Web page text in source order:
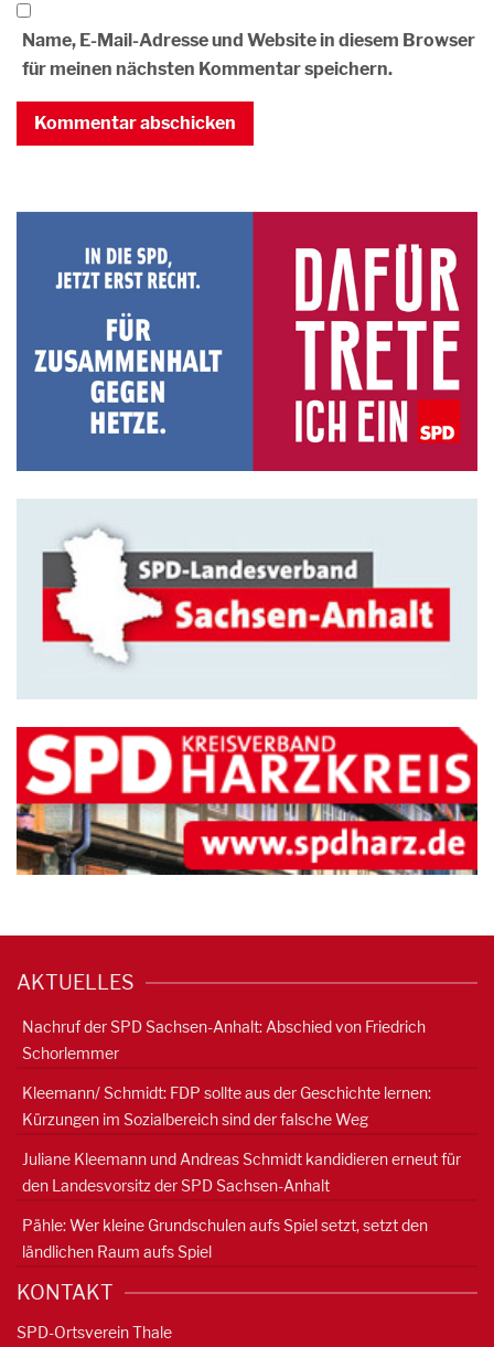
Name, E-Mail-Adresse und Website in diesem Browser
für meinen nächsten Kommentar speichern.
AKTUELLES
Nachruf der SPD Sachsen-Anhalt: Abschied von Friedrich
Schorlemmer
Kleemann/ Schmidt: FDP sollte aus der Geschichte lernen:
Kürzungen im Sozialbereich sind der falsche Weg
Juliane Kleemann und Andreas Schmidt kandidieren erneut für
den Landesvorsitz der SPD Sachsen-Anhalt
Pähle: Wer kleine Grundschulen aufs Spiel setzt, setzt den
ländlichen Raum aufs Spiel
KONTAKT
SPD-Ortsverein Thale